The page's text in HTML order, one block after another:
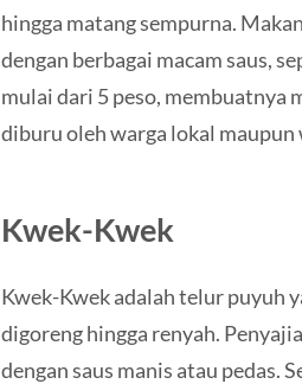
hingga matang sempurna.
dengan berbagai macam saus,
mulai dari 5 peso, membuatnya
diburu oleh warga lokal maupun
Kwek-Kwek
Kwek-Kwek adalah telur puyuh
digoreng hingga renyah.
dengan saus manis atau pedas.